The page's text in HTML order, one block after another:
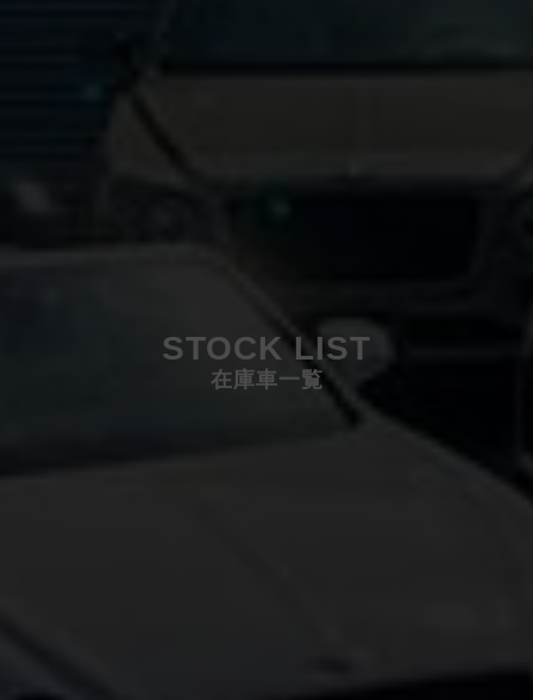
STOCK LIST
在庫車一覧